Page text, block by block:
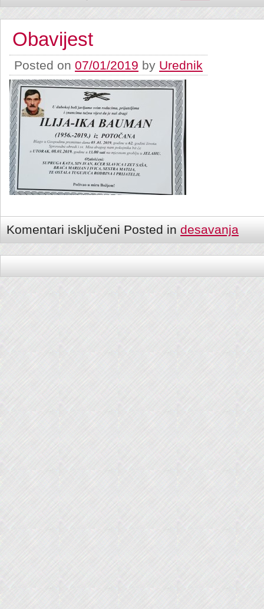
Obavijest
Posted on 07/01/2019 by Urednik
Komentari isključeni Posted in desavanja